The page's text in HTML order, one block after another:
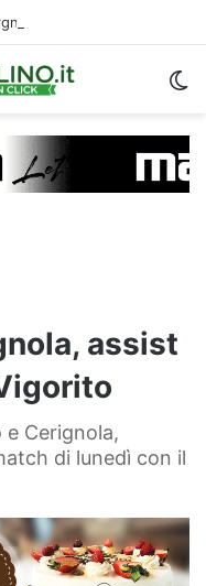
assist
Cerignola,
di lunedì con il